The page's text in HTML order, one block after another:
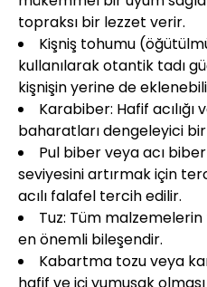
topraksı bir lezzet verir.
Kişniş tohumu
kullanılarak otantik tadı
kişnişin yerine de
Karabiber: Hafif acılığı
baharatları dengeleyici
Pul biber veya acı
seviyesini artırmak için
acılı falafel tercih edilir.
Tuz: Tüm
en önemli bileşendir.
Kabartma tozu veya
hafif ve içi yumuşak